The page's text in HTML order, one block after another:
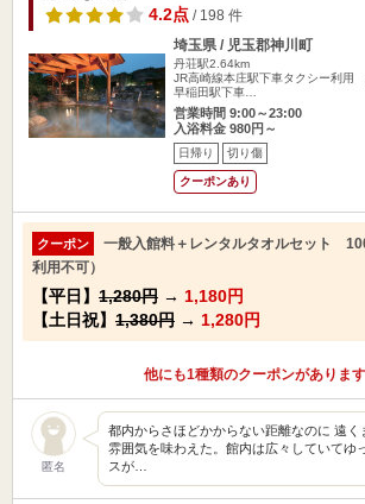
4.2点/ 198 件
埼玉県 / 児玉郡神川町
丹荘駅2.64km
JR高崎線本庄駅下車タクシー利用
早稲田駅下車…
営業時間 9:00～23:00
入浴料金 980円～
日帰り 切り傷
クーポンあり
クーポン
一般入館料＋レンタルタオルセット
利用不可）
【平日】 1,280円 → 1,180円
【土日祝】 1,380円 → 1,280円
他にも1種類のクーポンがあります
匿名
都内からさほどかからない距離なのに 遠く
雰囲気を味わえた。館内は広々していてゆ
スが…